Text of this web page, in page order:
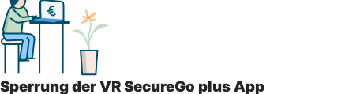
Sperrung der VR SecureGo plus App